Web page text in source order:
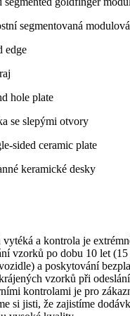
segmentovaná
se slepými otvory
keramické desky
a kontrola je
vzorků po dobu 10 let
a poskytování
vzorků při
kontrolami je pro
si jisti, že zajistíme